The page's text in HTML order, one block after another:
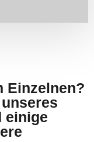
Einzelnen?
einige